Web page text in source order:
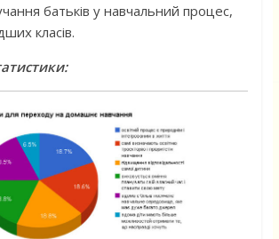
батьків у навчальний процес,
класів.